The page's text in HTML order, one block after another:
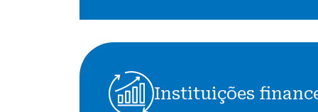
Instituições
Instituições
financeiras